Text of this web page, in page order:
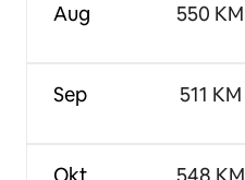
Aug
Sep
550 KM
511 KM